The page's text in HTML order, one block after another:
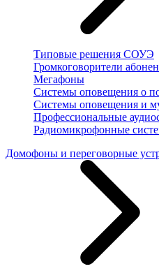
Типовые решения СОУЭ
Громкоговорители
Мегафоны
Системы оповещения о
Системы оповещения и
Профессиональные
Радиомикрофонные
Домофоны и переговорные